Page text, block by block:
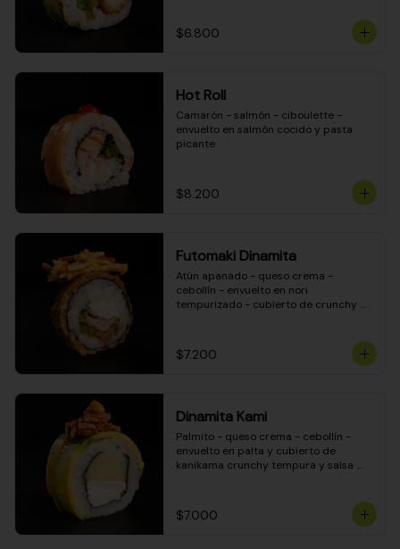
$6.800
Hot Roll
Camarón - salmón - ciboulette -
envuelto en salmón cocido y pasta
picante
$8.200
Futomaki Dinamita
Atún apanado - queso crema -
cebollín - envuelto en nori
tempurizado - cubierto de crunchy
$7.200
Dinamita Kami
Palmito - queso crema - cebollín -
envuelto en palta y cubierto de
kanikama crunchy tempura y salsa
$7.000